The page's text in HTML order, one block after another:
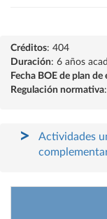
Créditos: 404
Duración: 6 años
Fecha BOE de plan de
Regulación normativa
Actividades